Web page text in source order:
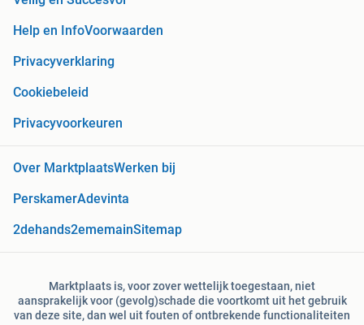
Help en InfoVoorwaarden
Privacyverklaring
Cookiebeleid
Privacyvoorkeuren
Over MarktplaatsWerken bij
PerskamerAdevinta
2dehands2ememainSitemap
Marktplaats is, voor zover wettelijk toegestaan, niet
aansprakelijk voor (gevolg)schade die voortkomt uit het gebruik
van deze site, dan wel uit fouten of ontbrekende functionaliteiten